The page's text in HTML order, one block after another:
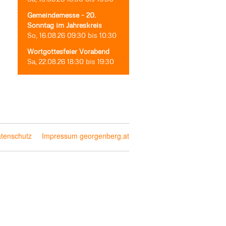
Gemeindemesse - 20.
Sonntag im Jahreskreis
So, 16.08.26 09:30 bis 10:30
Wortgottesfeier Vorabend
Sa, 22.08.26 18:30 bis 19:30
Impressum georgenberg.at